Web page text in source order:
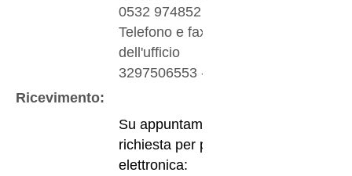
0532 974852
Telefono e fax
dell'ufficio
3297506553 -
Ricevimento:
Su appuntamento,
richiesta per posta
elettronica: